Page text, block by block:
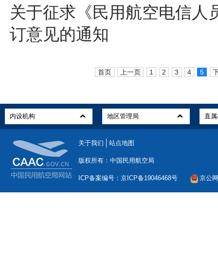
关于征求《民用航空电信人
订意见的通知
首页 上一页 1 2 3 4 5
关于我们 站点地图
版权所有：中国民用航空局
ICP备案编号：京ICP备19046468号 京公